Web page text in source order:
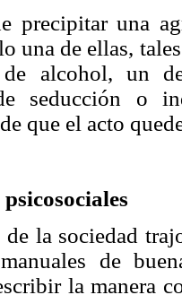
precipitar una
una de ellas,
alcohol, un
seducción o
que el acto
la sociedad
de
la manera